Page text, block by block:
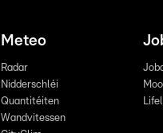
Meteo
Radar
Nidderschléi
Quantitéiten
Wandvitessen